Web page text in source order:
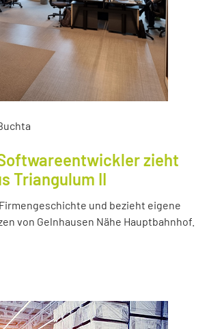
zieht
Triangulum II
und bezieht eigene
von Gelnhausen Nähe Hauptbahnhof.